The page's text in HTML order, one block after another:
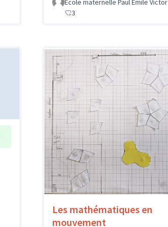
Ecole maternelle Paul Emile Victor
3
Les mathématiques en
mouvement